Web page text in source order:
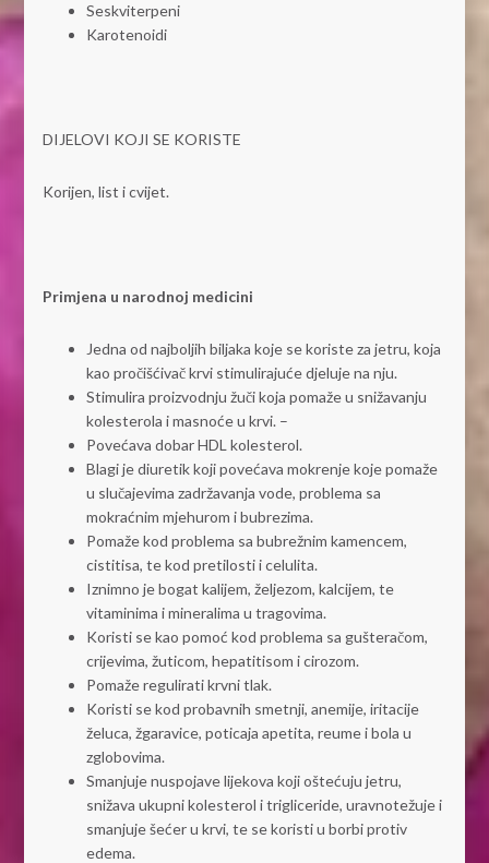
Seskviterpeni
Karotenoidi
DIJELOVI KOJI SE KORISTE
Korijen, list i cvijet.
Primjena u narodnoj medicini
Jedna od najboljih biljaka koje se koriste za jetru, koja
kao pročišćivač krvi stimulirajuće djeluje na nju.
Stimulira proizvodnju žuči koja pomaže u snižavanju
kolesterola i masnoće u krvi. –
Povećava dobar HDL kolesterol.
Blagi je diuretik koji povećava mokrenje koje pomaže
u slučajevima zadržavanja vode, problema sa
mokraćnim mjehurom i bubrezima.
Pomaže kod problema sa bubrežnim kamencem,
cistitisa, te kod pretilosti i celulita.
Iznimno je bogat kalijem, željezom, kalcijem, te
vitaminima i mineralima u tragovima.
Koristi se kao pomoć kod problema sa gušteračom,
crijevima, žuticom, hepatitisom i cirozom.
Pomaže regulirati krvni tlak.
Koristi se kod probavnih smetnji, anemije, iritacije
želuca, žgaravice, poticaja apetita, reume i bola u
zglobovima.
Smanjuje nuspojave lijekova koji oštećuju jetru,
snižava ukupni kolesterol i trigliceride, uravnotežuje i
smanjuje šećer u krvi, te se koristi u borbi protiv
edema.